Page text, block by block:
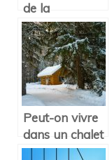
de la
renovation
d’une maison!
Peut-on vivre
dans un chalet
en bois toute